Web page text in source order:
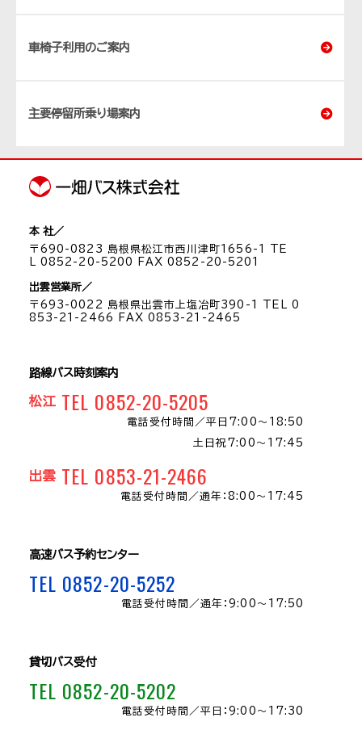
車椅子利用のご案内
主要停留所乗り場案内
本 社／
〒690-0823 島根県松江市西川津町1656-1 TE
L 0852-20-5200 FAX 0852-20-5201
出雲営業所／
〒693-0022 島根県出雲市上塩冶町390-1 TEL 0
853-21-2466 FAX 0853-21-2465
路線バス時刻案内
松江 TEL 0852-20-5205
電話受付時間／平日7:00～18:50
土日祝7:00～17:45
出雲 TEL 0853-21-2466
電話受付時間／通年：8:00〜17:45
高速バス予約センター
TEL 0852-20-5252
電話受付時間／通年：9:00～17:50
貸切バス受付
TEL 0852-20-5202
電話受付時間／平日：9:00～17:30